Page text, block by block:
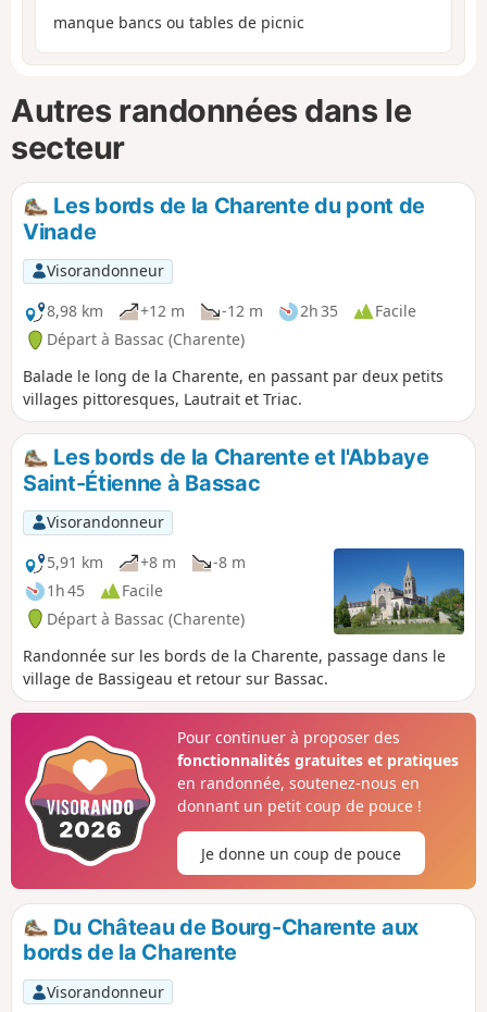
manque bancs ou tables de picnic
Autres randonnées dans le
secteur
Les bords de la Charente du pont de
Vinade
Visorandonneur
8,98 km
+12 m -12 m 2h 35
Facile
Départ à Bassac (Charente)
Balade le long de la Charente, en passant par deux petits
villages pittoresques, Lautrait et Triac.
Les bords de la Charente et l'Abbaye
Saint-Étienne à Bassac
Visorandonneur
5,91 km
+8 m
-8 m
1h 45
Facile
Départ à Bassac (Charente)
Randonnée sur les bords de la Charente, passage dans le
village de Bassigeau et retour sur Bassac.
Pour continuer à proposer des
fonctionnalités gratuites et pratiques
en randonnée, soutenez-nous en
donnant un petit coup de pouce !
Je donne un coup de pouce
Du Château de Bourg-Charente aux
bords de la Charente
Visorandonneur